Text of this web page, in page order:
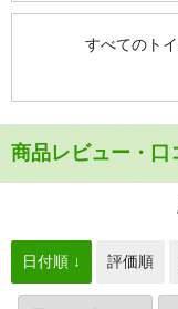
すべてのト
商品レビュー・口
日付順 ↓ 評価順